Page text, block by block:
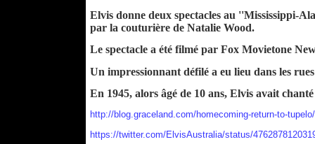
Elvis donne deux spectacles au ''Mississippi-
par la couturière de Natalie Wood.
Le spectacle a été filmé par Fox Movietone
Un impressionnant défilé a eu lieu dans les
En 1945, alors âgé de 10 ans, Elvis avait
http://blog.graceland.com/homecoming-return-to-
https://twitter.com/ElvisAustralia/status/